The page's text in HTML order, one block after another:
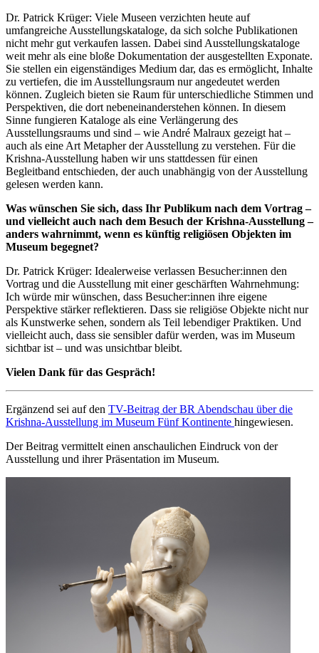
Dr. Patrick Krüger: Viele Museen verzichten heute auf
umfangreiche Ausstellungskataloge, da sich solche Publikationen
nicht mehr gut verkaufen lassen. Dabei sind Ausstellungskataloge
weit mehr als eine bloße Dokumentation der ausgestellten Exponate.
Sie stellen ein eigenständiges Medium dar, das es ermöglicht, Inhalte
zu vertiefen, die im Ausstellungsraum nur angedeutet werden
können. Zugleich bieten sie Raum für unterschiedliche Stimmen und
Perspektiven, die dort nebeneinanderstehen können. In diesem
Sinne fungieren Kataloge als eine Verlängerung des
Ausstellungsraums und sind – wie André Malraux gezeigt hat –
auch als eine Art Metapher der Ausstellung zu verstehen. Für die
Krishna-Ausstellung haben wir uns stattdessen für einen
Begleitband entschieden, der auch unabhängig von der Ausstellung
gelesen werden kann.
Was wünschen Sie sich, dass Ihr Publikum nach dem Vortrag –
und vielleicht auch nach dem Besuch der Krishna-Ausstellung –
anders wahrnimmt, wenn es künftig religiösen Objekten im
Museum begegnet?
Dr. Patrick Krüger: Idealerweise verlassen Besucher:innen den
Vortrag und die Ausstellung mit einer geschärften Wahrnehmung:
Ich würde mir wünschen, dass Besucher:innen ihre eigene
Perspektive stärker reflektieren. Dass sie religiöse Objekte nicht nur
als Kunstwerke sehen, sondern als Teil lebendiger Praktiken. Und
vielleicht auch, dass sie sensibler dafür werden, was im Museum
sichtbar ist – und was unsichtbar bleibt.
Vielen Dank für das Gespräch!
Ergänzend sei auf den TV-Beitrag der BR Abendschau über die
Krishna-Ausstellung im Museum Fünf Kontinente hingewiesen.
Der Beitrag vermittelt einen anschaulichen Eindruck von der
Ausstellung und ihrer Präsentation im Museum.